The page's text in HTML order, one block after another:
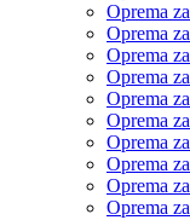
Oprema
Oprema
Oprema
Oprema
Oprema
Oprema
Oprema
Oprema
Oprema
Oprema